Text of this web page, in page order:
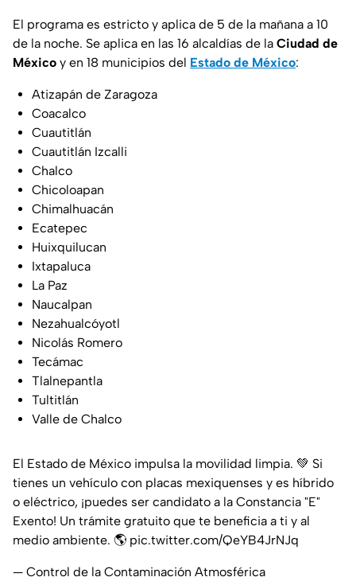
El programa es estricto y aplica de 5 de la mañana a 10
de la noche. Se aplica en las 16 alcaldías de la Ciudad de
México y en 18 municipios del Estado de México:
Atizapán de Zaragoza
Coacalco
Cuautitlán
Cuautitlán Izcalli
Chalco
Chicoloapan
Chimalhuacán
Ecatepec
Huixquilucan
Ixtapaluca
La Paz
Naucalpan
Nezahualcóyotl
Nicolás Romero
Tecámac
Tlalnepantla
Tultitlán
Valle de Chalco
El Estado de México impulsa la movilidad limpia. 💚 Si
tienes un vehículo con placas mexiquenses y es híbrido
o eléctrico, ¡puedes ser candidato a la Constancia "E"
Exento! Un trámite gratuito que te beneficia a ti y al
medio ambiente. 🌎 pic.twitter.com/QeYB4JrNJq
— Control de la Contaminación Atmosférica